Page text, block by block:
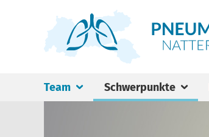
Team Schwerpunkte